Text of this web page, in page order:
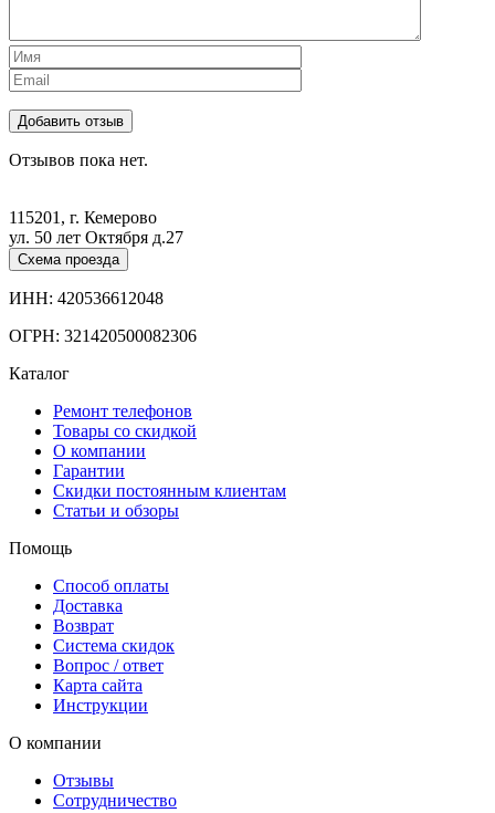
Отзывов пока нет.
115201, г. Кемерово
ул. 50 лет Октября д.27
Схема проезда
ИНН: 420536612048
ОГРН: 321420500082306
Каталог
Ремонт телефонов
Товары со скидкой
О компании
Гарантии
Скидки постоянным клиентам
Статьи и обзоры
Помощь
Способ оплаты
Доставка
Возврат
Система скидок
Вопрос / ответ
Карта сайта
Инструкции
О компании
Отзывы
Сотрудничество